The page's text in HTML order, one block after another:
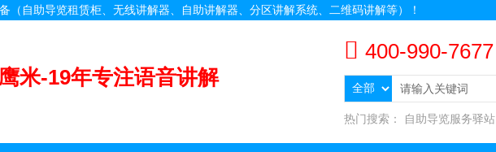
（自助导览租赁柜、无线讲解器、自助讲解器、分区讲解系统、二维码讲解等）！
米-19年专注语音讲解
400-990-7677
热门搜索： 自助导览服务驿站